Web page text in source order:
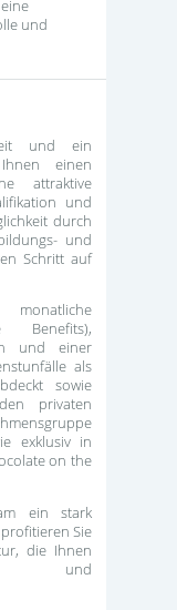
und
und ein
einen
attraktive
und
durch
und
Schritt auf
Benefits),
und einer
als
sowie
privaten
exklusiv in
on the
ein stark
Sie
die Ihnen
und